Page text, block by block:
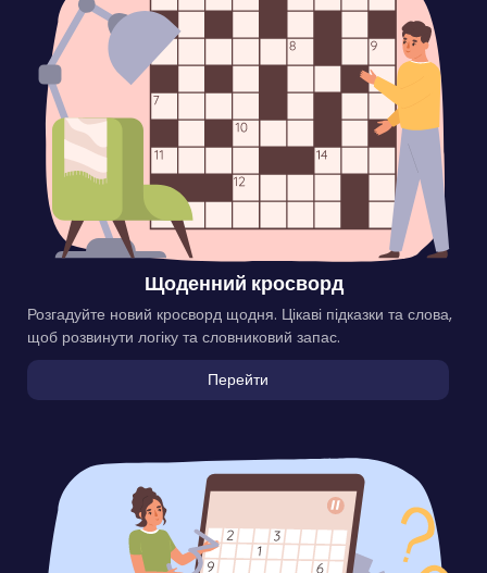
Щоденний кросворд
Розгадуйте новий кросворд щодня. Цікаві підказки та слова,
щоб розвинути логіку та словниковий запас.
Перейти